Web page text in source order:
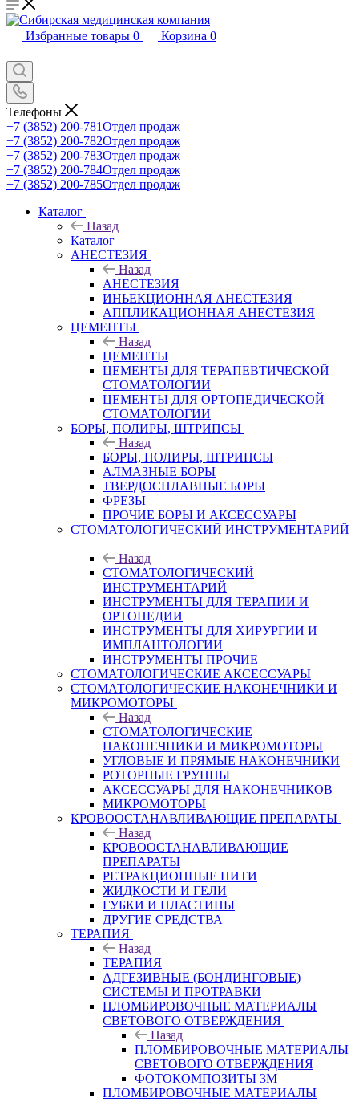
Избранные товары 0 Корзина 0
Телефоны
+7 (3852) 200-781Отдел продаж
+7 (3852) 200-782Отдел продаж
+7 (3852) 200-783Отдел продаж
+7 (3852) 200-784Отдел продаж
+7 (3852) 200-785Отдел продаж
Каталог
Назад
Каталог
АНЕСТЕЗИЯ
Назад
АНЕСТЕЗИЯ
ИНЬЕКЦИОННАЯ АНЕСТЕЗИЯ
АППЛИКАЦИОННАЯ АНЕСТЕЗИЯ
ЦЕМЕНТЫ
Назад
ЦЕМЕНТЫ
ЦЕМЕНТЫ ДЛЯ ТЕРАПЕВТИЧЕСКОЙ
СТОМАТОЛОГИИ
ЦЕМЕНТЫ ДЛЯ ОРТОПЕДИЧЕСКОЙ
СТОМАТОЛОГИИ
БОРЫ, ПОЛИРЫ, ШТРИПСЫ
Назад
БОРЫ, ПОЛИРЫ, ШТРИПСЫ
АЛМАЗНЫЕ БОРЫ
ТВЕРДОСПЛАВНЫЕ БОРЫ
ФРЕЗЫ
ПРОЧИЕ БОРЫ И АКСЕССУАРЫ
СТОМАТОЛОГИЧЕСКИЙ ИНСТРУМЕНТАРИЙ
Назад
СТОМАТОЛОГИЧЕСКИЙ
ИНСТРУМЕНТАРИЙ
ИНСТРУМЕНТЫ ДЛЯ ТЕРАПИИ И
ОРТОПЕДИИ
ИНСТРУМЕНТЫ ДЛЯ ХИРУРГИИ И
ИМПЛАНТОЛОГИИ
ИНСТРУМЕНТЫ ПРОЧИЕ
СТОМАТОЛОГИЧЕСКИЕ АКСЕССУАРЫ
СТОМАТОЛОГИЧЕСКИЕ НАКОНЕЧНИКИ И
МИКРОМОТОРЫ
Назад
СТОМАТОЛОГИЧЕСКИЕ
НАКОНЕЧНИКИ И МИКРОМОТОРЫ
УГЛОВЫЕ И ПРЯМЫЕ НАКОНЕЧНИКИ
РОТОРНЫЕ ГРУППЫ
АКСЕССУАРЫ ДЛЯ НАКОНЕЧНИКОВ
МИКРОМОТОРЫ
КРОВООСТАНАВЛИВАЮЩИЕ ПРЕПАРАТЫ
Назад
КРОВООСТАНАВЛИВАЮЩИЕ
ПРЕПАРАТЫ
РЕТРАКЦИОННЫЕ НИТИ
ЖИДКОСТИ И ГЕЛИ
ГУБКИ И ПЛАСТИНЫ
ДРУГИЕ СРЕДСТВА
ТЕРАПИЯ
Назад
ТЕРАПИЯ
АДГЕЗИВНЫЕ (БОНДИНГОВЫЕ)
СИСТЕМЫ И ПРОТРАВКИ
ПЛОМБИРОВОЧНЫЕ МАТЕРИАЛЫ
СВЕТОВОГО ОТВЕРЖДЕНИЯ
Назад
ПЛОМБИРОВОЧНЫЕ МАТЕРИАЛЫ
СВЕТОВОГО ОТВЕРЖДЕНИЯ
ФОТОКОМПОЗИТЫ 3М
ПЛОМБИРОВОЧНЫЕ МАТЕРИАЛЫ